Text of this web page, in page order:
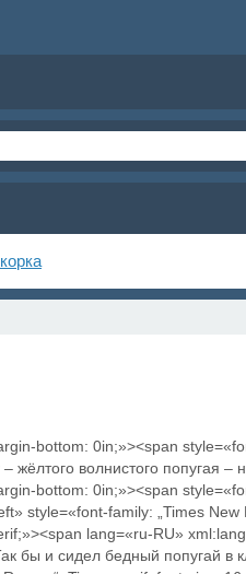
bottom: 0in;»><span
волнистого попугая –
bottom: 0in;»><span
style=«font-family: „Times New
lang=«ru-RU»
бы и сидел бедный попугай в